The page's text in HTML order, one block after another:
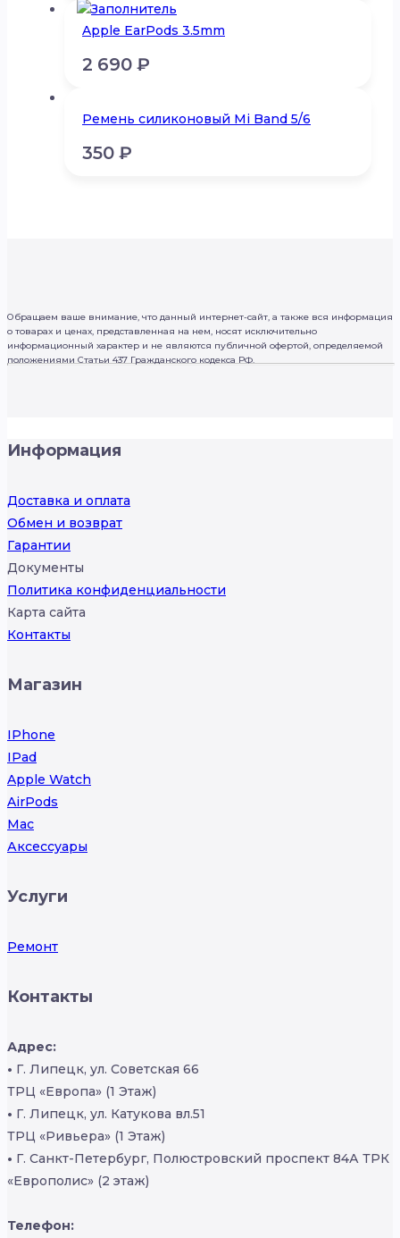
Apple EarPods 3.5mm
2 690 ₽
Ремень силиконовый Mi Band 5/6
350 ₽
Обращаем ваше внимание, что данный интернет-сайт, а также вся информация
о товарах и ценах, представленная на нем, носят исключительно
информационный характер и не являются публичной офертой, определяемой
положениями Статьи 437 Гражданского кодекса РФ.
Информация
Доставка и оплата
Обмен и возврат
Гарантии
Документы
Политика конфиденциальности
Карта сайта
Контакты
Магазин
IPhone
IPad
Apple Watch
AirPods
Mac
Аксессуары
Услуги
Ремонт
Контакты
Адрес:
• Г. Липецк, ул. Советская 66
ТРЦ «Европа» (1 Этаж)
• Г. Липецк, ул. Катукова вл.51
ТРЦ «Ривьера» (1 Этаж)
• Г. Санкт-Петербург, Полюстровский проспект 84А ТРК
«Европолис» (2 этаж)
Телефон: